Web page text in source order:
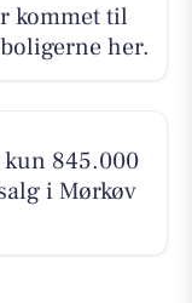
kommet til
her.
845.000
i Mørkøv